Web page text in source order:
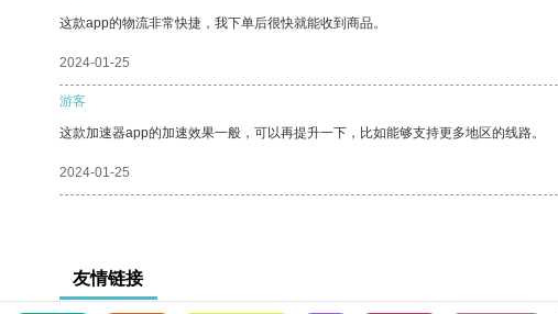
这款app的物流非常快捷，我下单后很快就能收到商品。
2024-01-25
游客
这款加速器app的加速效果一般，可以再提升一下，比如能够支持更多地区的线路。
2024-01-25
友情链接